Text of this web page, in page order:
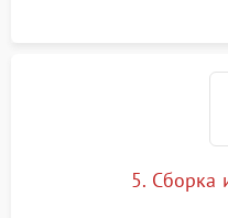
5. Сборка